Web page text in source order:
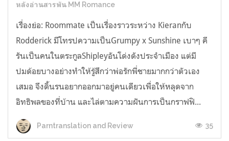
หลังอ่านสารพัน MM Romance
เรื่องย่อ: Roommate เป็นเรื่องราวระหว่าง Kieranกับ
Rodderick มีโทรปความเป็นGrumpy x Sunshine เบาๆ คี
รันเป็นคนในตระกูลShipleyอันโด่งดังประจำเมือง แต่มี
ปมด้อยบางอย่างทำให้รู้สึกว่าพ่อรักพี่ชายมากกว่าตัวเอง
เสมอ จึงดิ้นรนอยากออกมาอยู่คนเดียวเพื่อให้หลุดจาก
อิทธิพลของที่บ้าน และไล่ตามความฝันการเป็นกราฟฟิ...
Parntranslation and Review 35